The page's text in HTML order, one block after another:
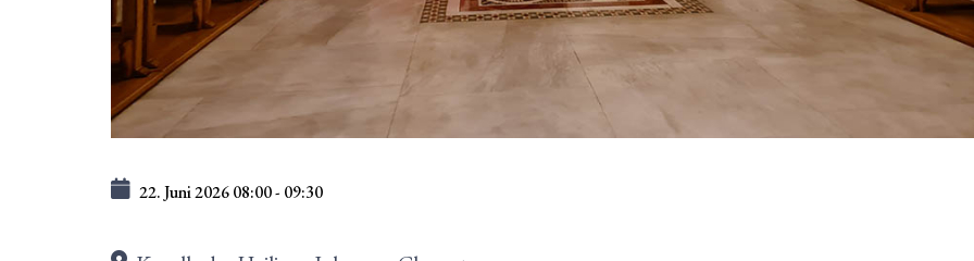
22. Juni 202608:00- 09:30